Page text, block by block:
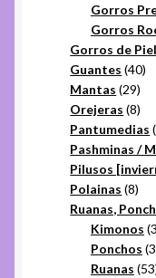
Gorros
Gorros
Gorros de Piel
Guantes 4040
Mantas 2929
Orejeras 88
Pantumedias
Pashminas /
Pilusos
Polainas 88
Ruanas,
Kimonos 3
Ponchos
Ruanas 53